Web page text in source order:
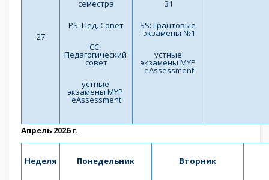
27
семестра
PS: Пед. Совет
СС:
Педагогический
совет
устные
экзамены MYP
eAssessment
31
SS: Грантовые
экзамены №1
устные
экзамены MYP
eAssessment
Апрель 2026 г.
Неделя Понедельник Вторник